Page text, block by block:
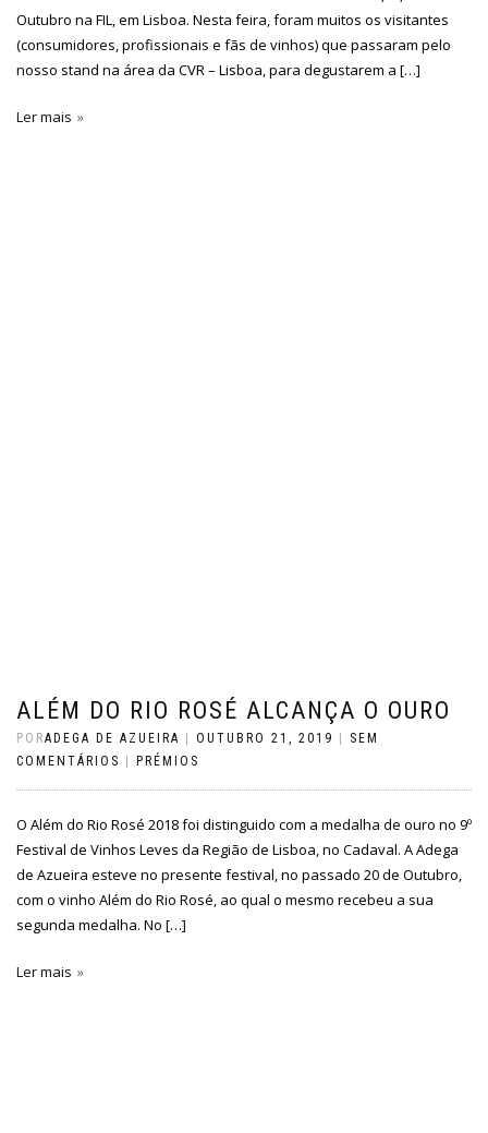
Outubro na FIL, em Lisboa. Nesta feira, foram muitos os visitantes
(consumidores, profissionais e fãs de vinhos) que passaram pelo
nosso stand na área da CVR – Lisboa, para degustarem a […]
Ler mais
ALÉM DO RIO ROSÉ ALCANÇA O OURO
PORADEGA DE AZUEIRA OUTUBRO 21, 2019
SEM
COMENTÁRIOS
PRÉMIOS
O Além do Rio Rosé 2018 foi distinguido com a medalha de ouro no 9º
Festival de Vinhos Leves da Região de Lisboa, no Cadaval. A Adega
de Azueira esteve no presente festival, no passado 20 de Outubro,
com o vinho Além do Rio Rosé, ao qual o mesmo recebeu a sua
segunda medalha. No […]
Ler mais